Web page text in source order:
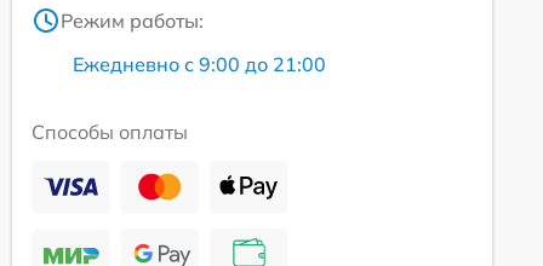
Режим работы:
Ежедневно с 9:00 до 21:00
Способы оплаты